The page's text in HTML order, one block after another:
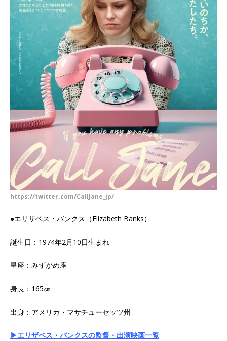
https://twitter.com/CallJane_jp/
●エリザベス・バンクス（Elizabeth Banks）
誕生日：1974年2月10日生まれ
星座：みずがめ座
身長：165㎝
出身：アメリカ・マサチューセッツ州
▶エリザベス・バンクスの監督・出演映画一覧